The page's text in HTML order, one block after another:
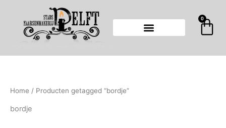
0
Home / Producten getagged “bordje”
bordje
op
populariteit